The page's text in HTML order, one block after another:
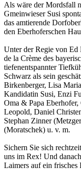
Als wäre der Mordsfall
Gmeinwieser Susi
das amtierende
den Eberhoferschen
Unter der Regie von Ed
de la Crème des
tiefenentspannter
Schwarz als sein
Birkenberger, Lisa
Kandidatin Susi, Enzi
Oma & Papa
Leopold, Daniel
Stephan Zinner
(Moratschek) u. v. m.
Sichern Sie sich
uns im Rex! Und
Laimers auf ein frisches